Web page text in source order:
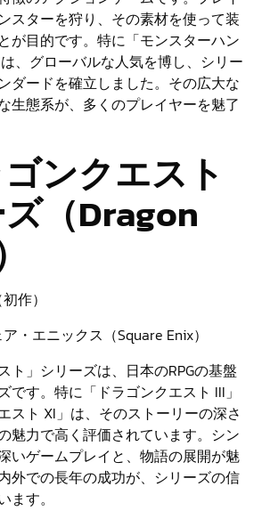
スターを狩り、その素材を使って装
が目的です。特に「モンスターハン
、グローバルな人気を博し、シリー
ダードを確立しました。その広大な
生態系が、多くのプレイヤーを魅了
ンクエスト
（Dragon
作）
・エニックス（Square Enix）
ト」シリーズは、日本のRPGの基盤
です。特に「ドラゴンクエスト III」
スト XI」は、そのストーリーの深さ
魅力で高く評価されています。シン
いゲームプレイと、物語の展開が魅
外での長年の成功が、シリーズの信
ます。